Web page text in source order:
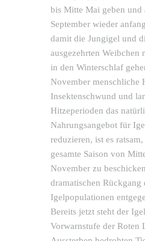
bis Mitte Mai geben und
September wieder
damit die Jungigel und
ausgezehrten Weibchen
in den Winterschlaf
November menschliche
Insektenschwund und
Hitzeperioden das
Nahrungsangebot für
reduzieren, ist es
gesamte Saison von
November zu
dramatischen Rückgang
Igelpopulationen
Bereits jetzt steht der
Vorwarnstufe der Roten